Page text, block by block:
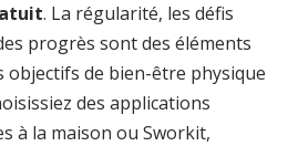
. La régularité, les défis
progrès sont des éléments
objectifs de bien-être physique
des applications
à la maison ou Sworkit,